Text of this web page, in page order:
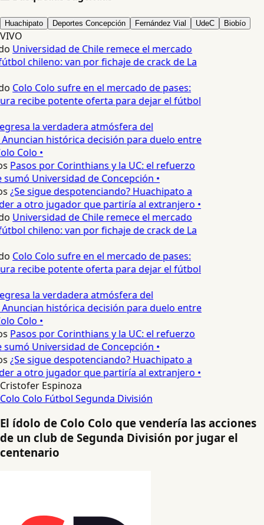
Huachipato Deportes Concepción Fernández Vial UdeC Biobío
VIVO
Universidad de Chile remece el mercado
chileno: van por fichaje de crack de La
Colo Colo sufre en el mercado de pases:
recibe potente oferta para dejar el fútbol
la verdadera atmósfera del
histórica decisión para duelo entre
Colo •
Pasos por Corinthians y la UC: el refuerzo
Universidad de Concepción •
¿Se sigue despotenciando? Huachipato a
a otro jugador que partiría al extranjero •
Universidad de Chile remece el mercado
chileno: van por fichaje de crack de La
Colo Colo sufre en el mercado de pases:
recibe potente oferta para dejar el fútbol
la verdadera atmósfera del
histórica decisión para duelo entre
Colo •
Pasos por Corinthians y la UC: el refuerzo
Universidad de Concepción •
¿Se sigue despotenciando? Huachipato a
a otro jugador que partiría al extranjero •
Cristofer Espinoza
Colo Colo Fútbol Segunda División
El ídolo de Colo Colo que vendería las acciones
de un club de Segunda División por jugar el
centenario